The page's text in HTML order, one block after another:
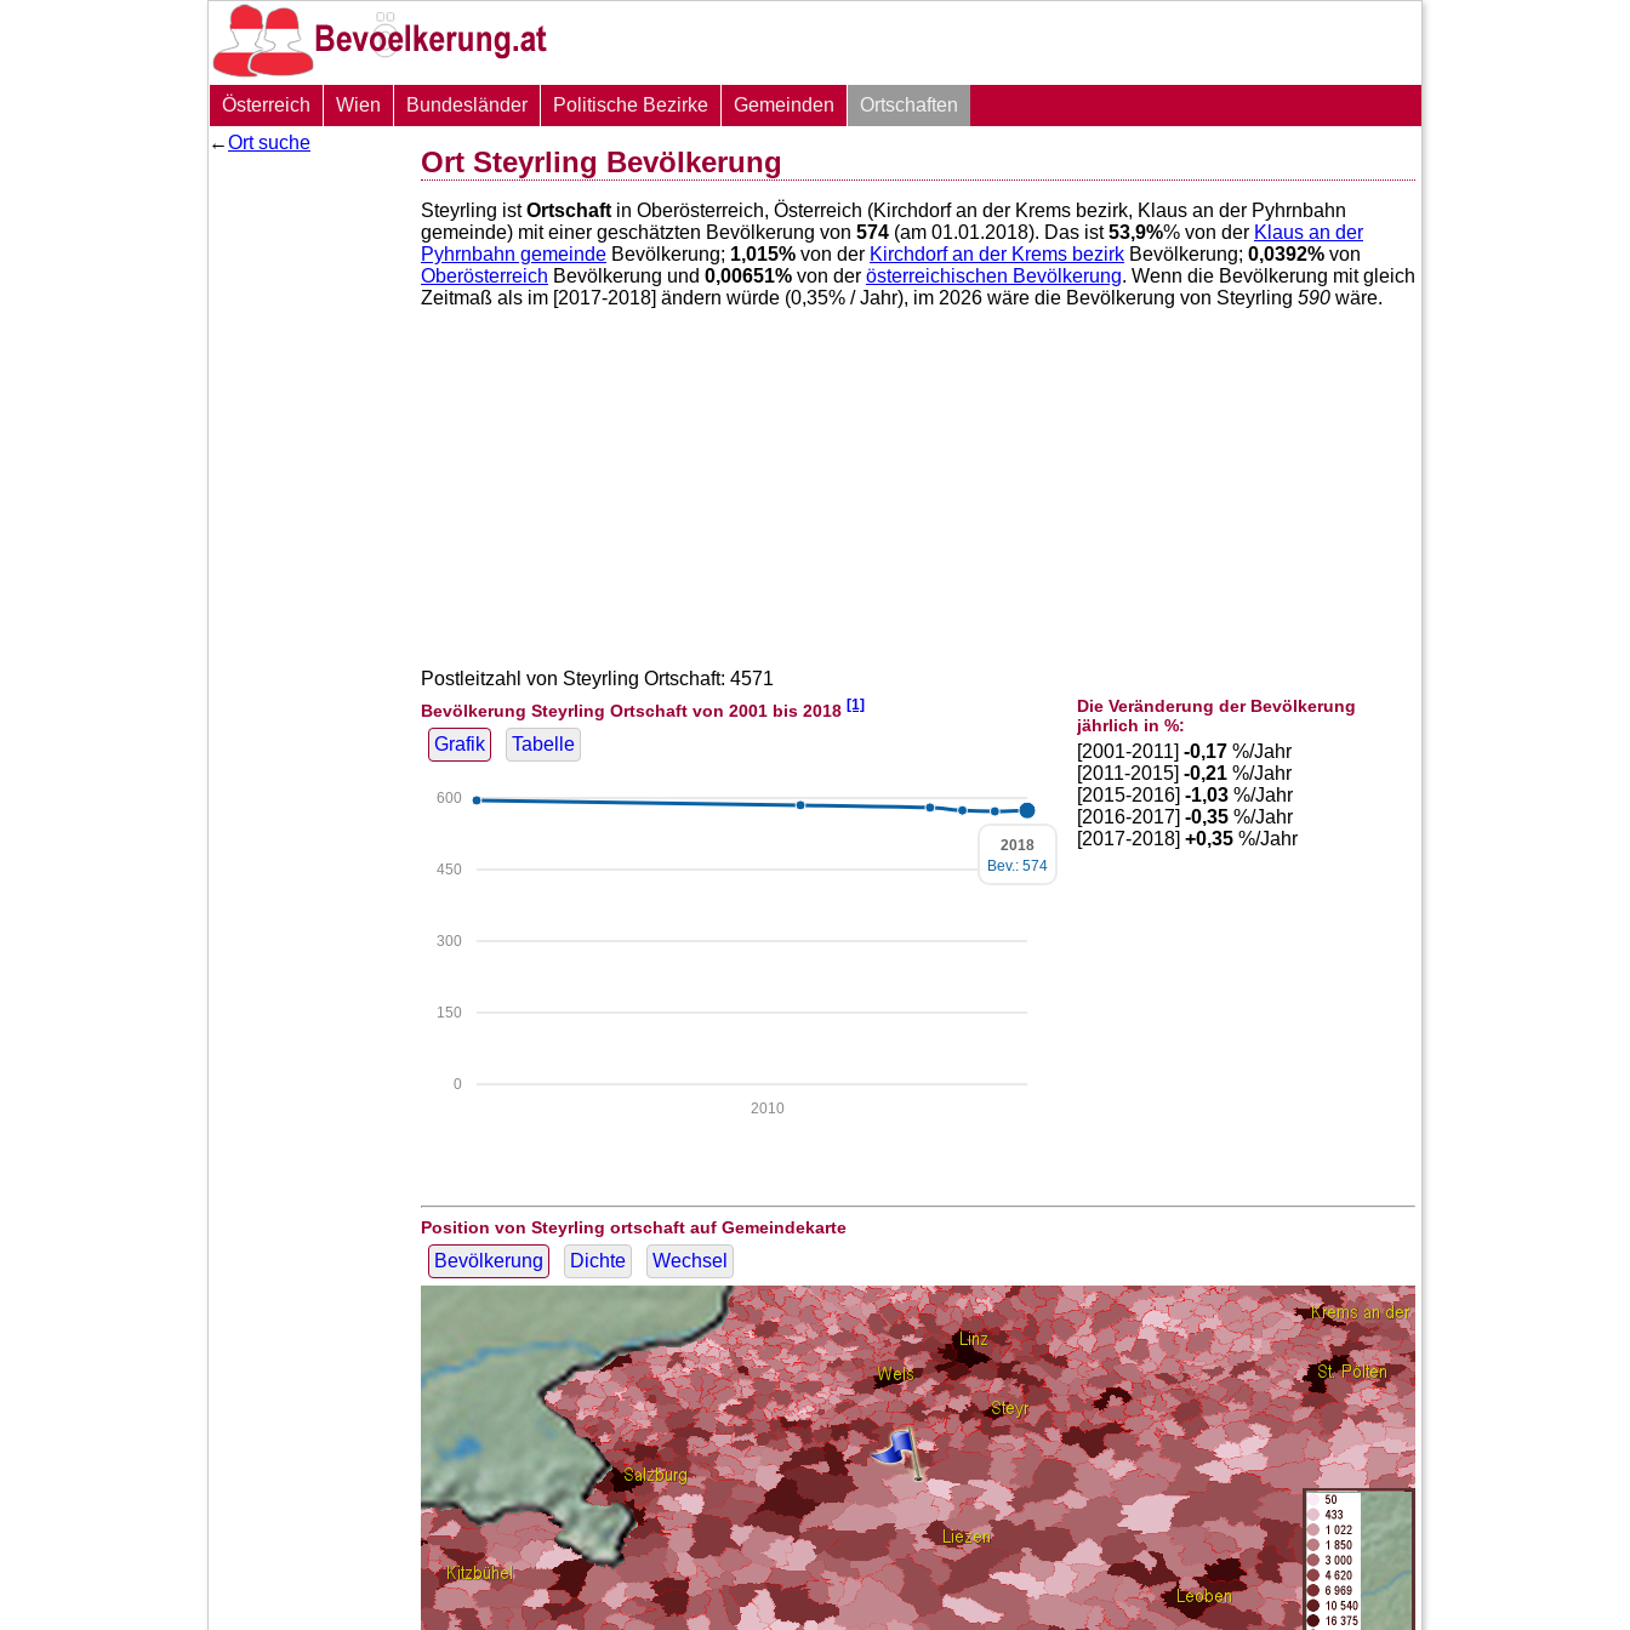
Österreich Wien Bundesländer Politische Bezirke Gemeinden
Ortschaften
←Ort suche
Ort Steyrling Bevölkerung
Steyrling istOrtschaft in Oberösterreich, Österreich (Kirchdorf an der Krems bezirk, Klaus an der Pyhrnbahn
gemeinde) mit einer geschätzten Bevölkerung von 574 (am 01.01.2018). Das ist53,9%% von der Klaus an der
Pyhrnbahn gemeinde Bevölkerung; 1,015% von der Kirchdorf an der Krems bezirk Bevölkerung; 0,0392% von
Oberösterreich Bevölkerung und 0,00651% von der österreichischen Bevölkerung. Wenn die Bevölkerung mit gleich
Zeitmaß als im [2017-2018] ändern würde (0,35% / Jahr), im 2026 wäre die Bevölkerung von Steyrling 590 wäre.
Postleitzahl von Steyrling Ortschaft: 4571
Bevölkerung Steyrling Ortschaft von 2001 bis 2018 [1]
Grafik Tabelle
0
150
300
450
600
2010
2018
Bev.: 574
Die Veränderung der Bevölkerung
jährlich in %:
[2001-2011]-0,17 %/Jahr
[2011-2015]-0,21 %/Jahr
[2015-2016]-1,03 %/Jahr
[2016-2017]-0,35 %/Jahr
[2017-2018]+0,35 %/Jahr
Position von Steyrling ortschaft auf Gemeindekarte
Bevölkerung Dichte Wechsel